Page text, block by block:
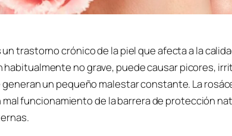
un trastorno crónico de la piel que afecta a la
habitualmente no grave, puede causar picores,
un pequeño malestar constante. La
mal funcionamiento de la barrera de protección